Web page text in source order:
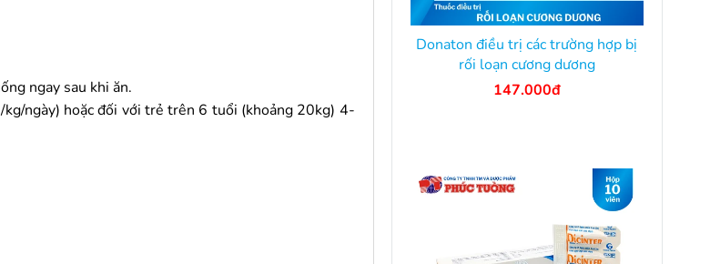
ngay sau khi ăn.
ngày) hoặc đối với trẻ trên 6 tuổi (khoảng 20kg) 4-
Donaton điều trị các trường hợp bị
rối loạn cương dương
147.000đ